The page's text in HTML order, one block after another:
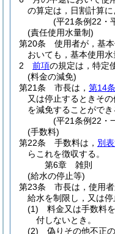
の算定は，日割計算に
(平21条例22・
(責任使用水量制)
第20条
使用者が，基
おいても，基本使用水
2
前項の規定は，特定
(料金の減免)
第21条
市長は， 第14
又は停止するときそ
を減免することができ
(平21条例22・
(手数料)
第22条
手数料は， 別
らこれを徴収する。
第6章
雑則
(給水の停止等)
第23条
市長は，使用
給水を制限し，又は停
(1)
料金又は手数料
付しないとき。
(2)
偽りその他不正